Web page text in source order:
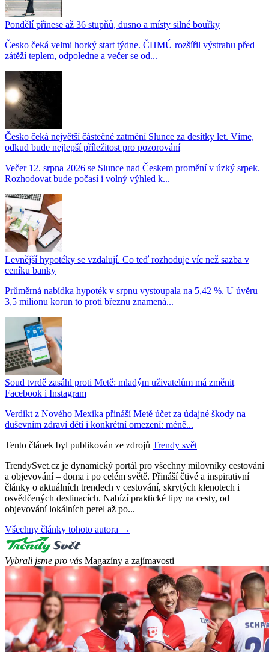
Pondělí přinese až 36 stupňů, dusno a místy silné bouřky
Česko čeká velmi horký start týdne. ČHMÚ rozšířil výstrahu před
zátěží teplem, odpoledne a večer se od...
Česko čeká největší částečné zatmění Slunce za desítky let. Víme,
odkud bude nejlepší příležitost pro pozorování
Večer 12. srpna 2026 se Slunce nad Českem promění v úzký srpek.
Rozhodovat bude počasí i volný výhled k...
Levnější hypotéky se vzdalují. Co teď rozhoduje víc než sazba v
ceníku banky
Průměrná nabídka hypoték v srpnu vystoupala na 5,42 %. U úvěru
3,5 milionu korun to proti březnu znamená...
Soud tvrdě zasáhl proti Metě: mladým uživatelům má změnit
Facebook i Instagram
Verdikt z Nového Mexika přináší Metě účet za údajné škody na
duševním zdraví dětí i konkrétní omezení: méně...
Tento článek byl publikován ze zdrojů Trendy svět
TrendySvet.cz je dynamický portál pro všechny milovníky cestování
a objevování – doma i po celém světě. Přináší čtivé a inspirativní
články o aktuálních trendech v cestování, skrytých klenotech i
osvědčených destinacích. Nabízí praktické tipy na cesty, od
objevování lokálních perel až po...
Všechny články tohoto autora →
Vybrali jsme pro vás Magazíny a zajímavosti